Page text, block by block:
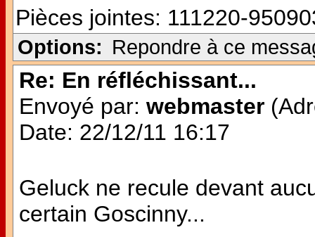
Pièces jointes: 111220-
Options: Repondre à ce
Re: En réfléchissant...
Envoyé par: webmaster
Date: 22/12/11 16:17
Geluck ne recule devant
certain Goscinny...